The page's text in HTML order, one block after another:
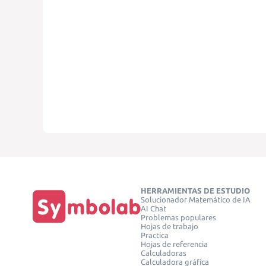
HERRAMIENTAS DE ESTUDIO
Solucionador Matemático de IA
AI Chat
Problemas populares
Hojas de trabajo
Practica
Hojas de referencia
Calculadoras
Calculadora gráfica